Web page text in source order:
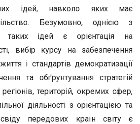
ідей, навколо яких має
Безумовно, однією з
таких ідей є орієнтація на
вибір курсу на забезпечення
і стандартів демократизації
та обґрунтування стратегій
територій, окремих сфер,
діяльності з орієнтацією та
передових країн світу є